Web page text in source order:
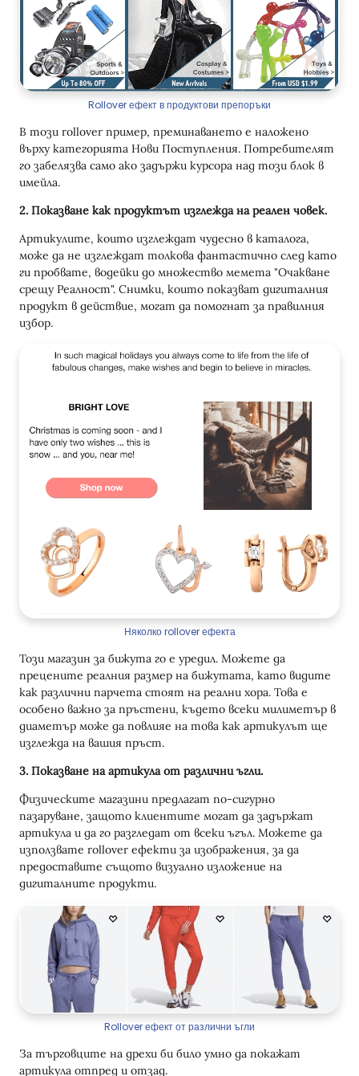
Rollover ефект в продуктови препоръки
В този rollover пример, преминаването е наложено
върху категорията Нови Поступления. Потребителят
го забелязва само ако задържи курсора над този блок в
имейла.
2. Показване как продуктът изглежда на реален човек.
Артикулите, които изглеждат чудесно в каталога,
може да не изглеждат толкова фантастично след като
ги пробвате, водейки до множество мемета "Очакване
срещу Реалност". Снимки, които показват дигиталния
продукт в действие, могат да помогнат за правилния
избор.
Няколко rollover ефекта
Този магазин за бижута го е уредил. Можете да
прецените реалния размер на бижутата, като видите
как различни парчета стоят на реални хора. Това е
особено важно за пръстени, където всеки милиметър в
диаметър може да повлияе на това как артикулът ще
изглежда на вашия пръст.
3. Показване на артикула от различни ъгли.
Физическите магазини предлагат по-сигурно
пазаруване, защото клиентите могат да задържат
артикула и да го разгледат от всеки ъгъл. Можете да
използвате rollover ефекти за изображения, за да
предоставите същото визуално изложение на
дигиталните продукти.
Rollover ефект от различни ъгли
За търговците на дрехи би било умно да покажат
артикула отпред и отзад.